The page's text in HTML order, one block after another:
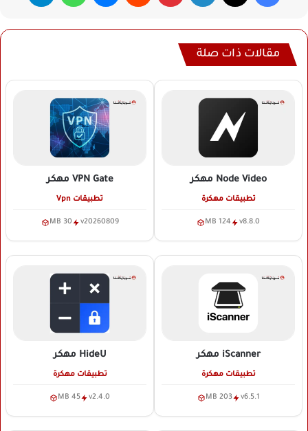
مقالات ذات صلة
Node Video مهكر
تطبيقات مهكرة
v8.8.0
124 MB
VPN Gate مهكر
تطبيقات Vpn
v20260809
30 MB
iScanner مهكر
تطبيقات مهكرة
v6.5.1
203 MB
HideU مهكر
تطبيقات مهكرة
v2.4.0
45 MB